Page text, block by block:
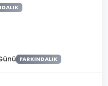
FARKINDALIK